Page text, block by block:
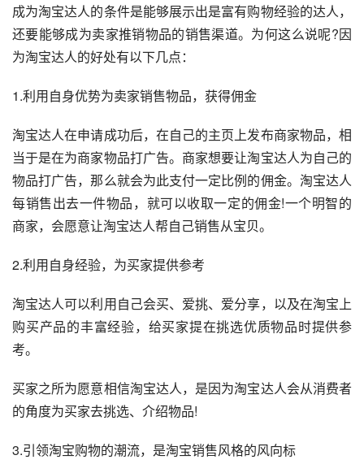
成为淘宝达人的条件是能够展示出是富有购物经验的达人，
还要能够成为卖家推销物品的销售渠道。为何这么说呢?因
为淘宝达人的好处有以下几点：
1.利用自身优势为卖家销售物品，获得佣金
淘宝达人在申请成功后，在自己的主页上发布商家物品，相
当于是在为商家物品打广告。商家想要让淘宝达人为自己的
物品打广告，那么就会为此支付一定比例的佣金。淘宝达人
每销售出去一件物品，就可以收取一定的佣金!一个明智的
商家，会愿意让淘宝达人帮自己销售从宝贝。
2.利用自身经验，为买家提供参考
淘宝达人可以利用自己会买、爱挑、爱分享，以及在淘宝上
购买产品的丰富经验，给买家提在挑选优质物品时提供参
考。
买家之所为愿意相信淘宝达人，是因为淘宝达人会从消费者
的角度为买家去挑选、介绍物品!
3.引领淘宝购物的潮流，是淘宝销售风格的风向标